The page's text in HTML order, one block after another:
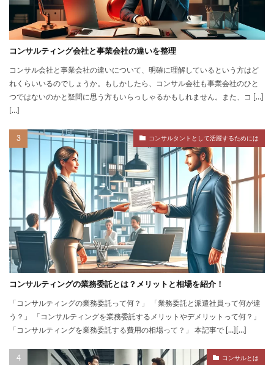
コンサルティング会社と事業会社の違いを整理
コンサル会社と事業会社の違いについて、明確に理解しているという方はど
れくらいいるのでしょうか。もしかしたら、コンサル会社も事業会社のひと
つではないのかと疑問に思う方もいらっしゃるかもしれません。また、コ […]
[…]
コンサルタントとして活躍するためには
コンサルティングの業務委託とは？メリットと相場を紹介！
「コンサルティングの業務委託って何？」 「業務委託と派遣社員って何が違
う？」 「コンサルティングを業務委託するメリットやデメリットって何？」
「コンサルティングを業務委託する費用の相場って？」 本記事で […][…]
コンサルとは